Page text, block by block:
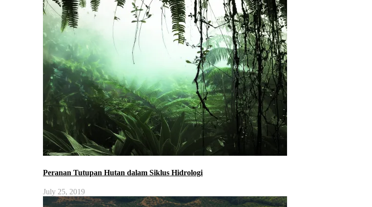
Peranan Tutupan Hutan dalam Siklus Hidrologi
July 25, 2019